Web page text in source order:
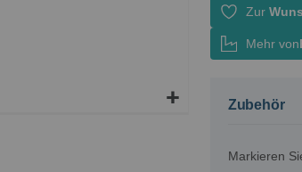
Zur
Mehr von
Zubehör
Markieren